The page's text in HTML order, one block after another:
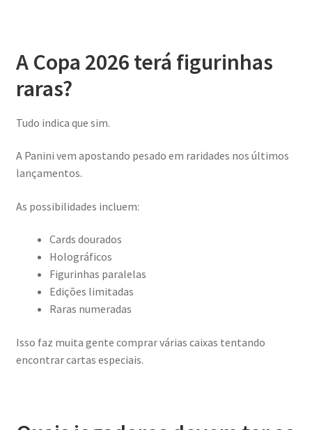
A Copa 2026 terá figurinhas
raras?
Tudo indica que sim.
A Panini vem apostando pesado em raridades nos últimos
lançamentos.
As possibilidades incluem:
Cards dourados
Holográficos
Figurinhas paralelas
Edições limitadas
Raras numeradas
Isso faz muita gente comprar várias caixas tentando
encontrar cartas especiais.